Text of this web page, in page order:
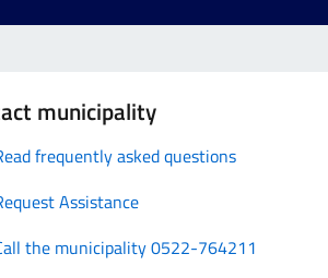
municipality
frequently asked questions
Assistance
the municipality 0522-764211